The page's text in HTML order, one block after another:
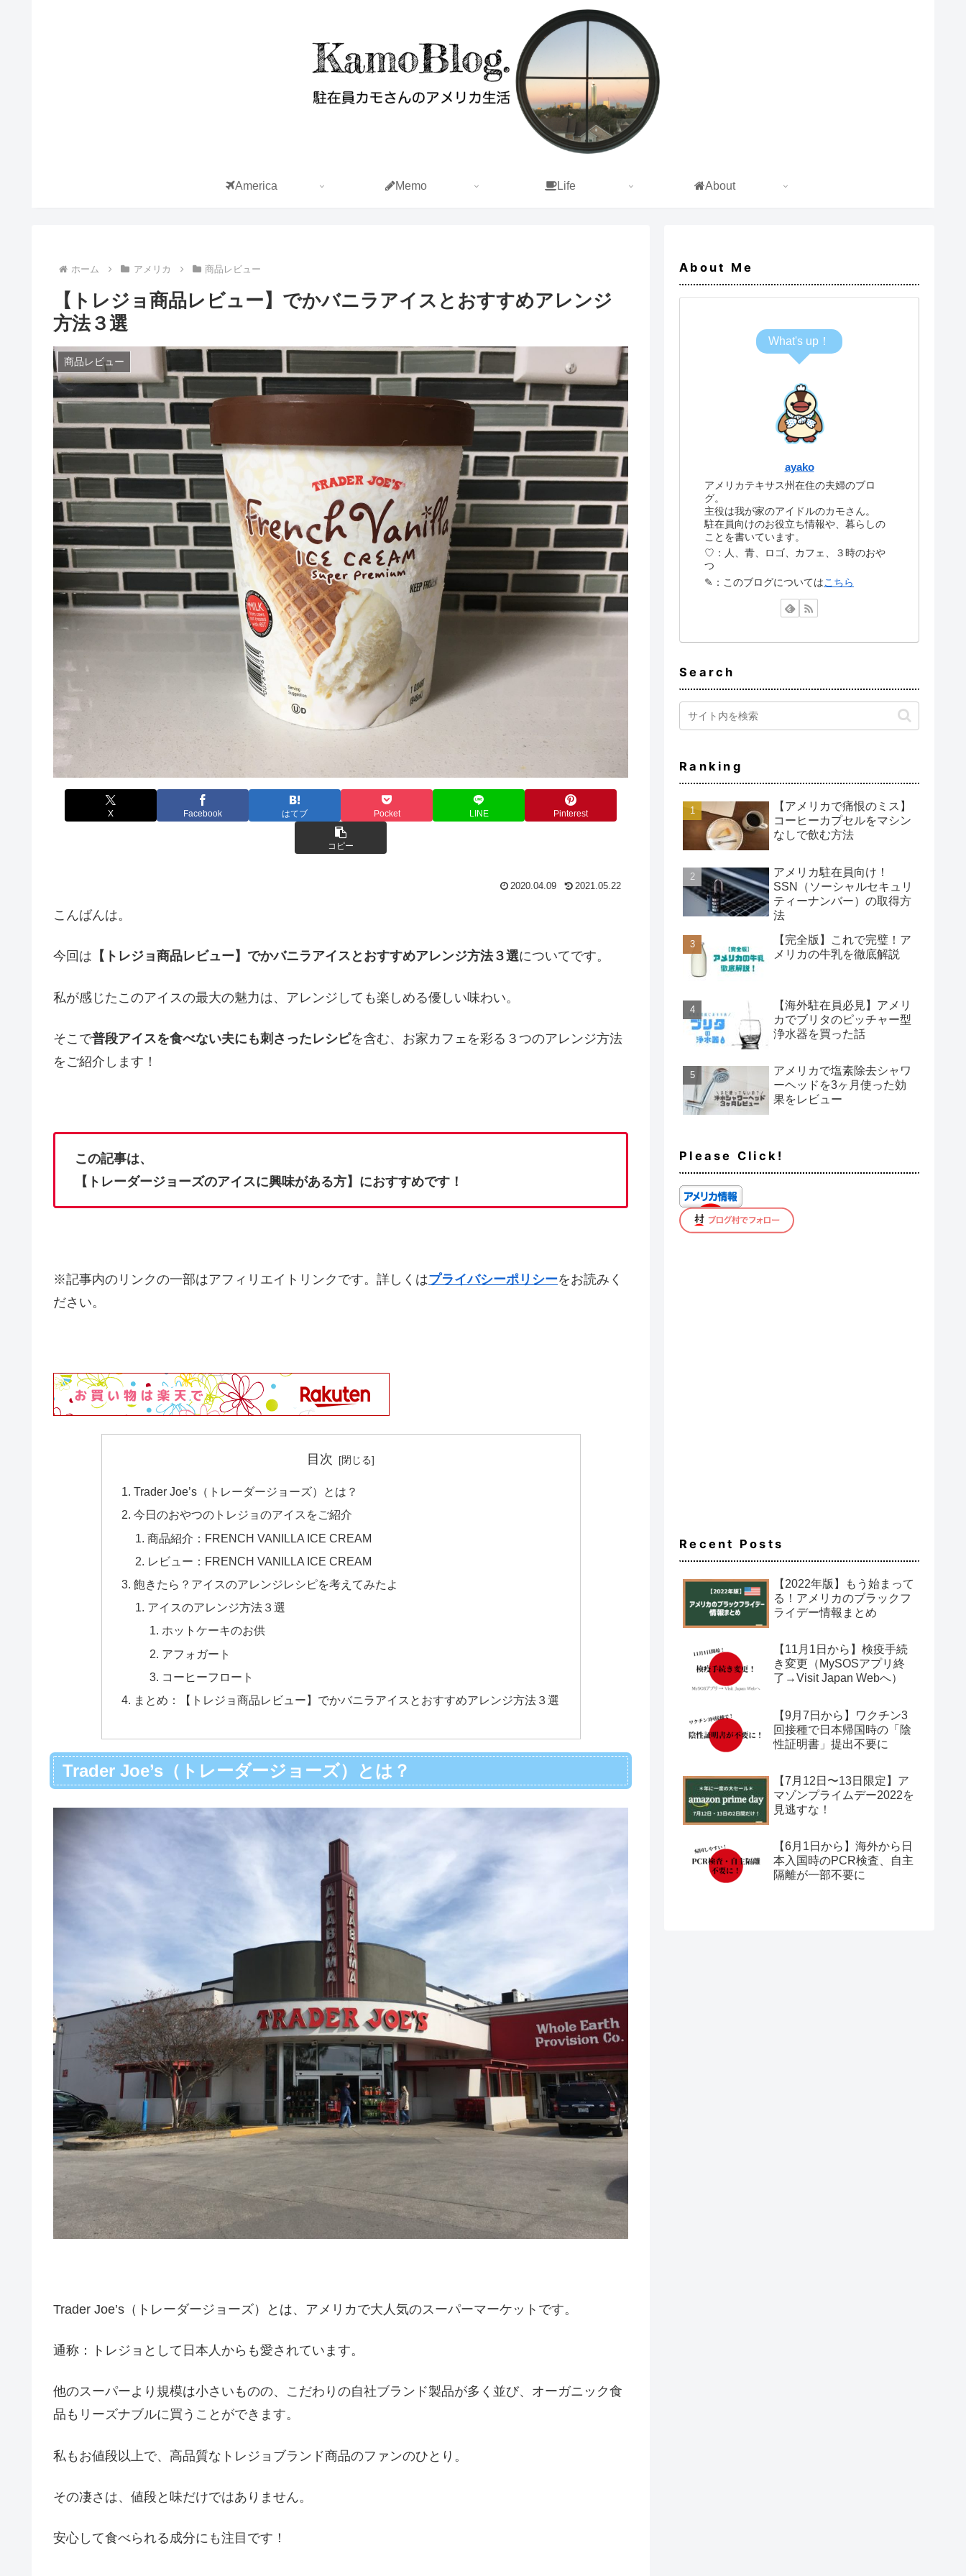
America Memo Life About
ホーム アメリカ 商品レビュー
【トレジョ商品レビュー】でかバニラアイスとおすすめアレンジ
方法３選
商品レビュー
X Facebook はてブ Pocket LINE Pinterest
コピー
2020.04.09 2021.05.22
こんばんは。
今回は 【トレジョ商品レビュー】でかバニラアイスとおすすめアレンジ方法３選についてです。
私が感じたこのアイスの最大の魅力は、アレンジしても楽しめる優しい味わい。
そこで普段アイスを食べない夫にも刺さったレシピを含む、お家カフェを彩る３つのアレンジ方法
をご紹介します！
この記事は、
【トレーダージョーズのアイスに興味がある方】におすすめです！
※記事内のリンクの一部はアフィリエイトリンクです。詳しくはプライバシーポリシーをお読みく
ださい。
目次
Trader Joe’s（トレーダージョーズ）とは？
今日のおやつのトレジョのアイスをご紹介
商品紹介：FRENCH VANILLA ICE CREAM
レビュー：FRENCH VANILLA ICE CREAM
飽きたら？アイスのアレンジレシピを考えてみたよ
アイスのアレンジ方法３選
ホットケーキのお供
アフォガート
コーヒーフロート
まとめ：【トレジョ商品レビュー】でかバニラアイスとおすすめアレンジ方法３選
Trader Joe’s（トレーダージョーズ）とは？
Trader Joe’s（トレーダージョーズ）とは、アメリカで大人気のスーパーマーケットです。
通称：トレジョとして日本人からも愛されています。
他のスーパーより規模は小さいものの、こだわりの自社ブランド製品が多く並び、オーガニック食
品もリーズナブルに買うことができます。
私もお値段以上で、高品質なトレジョブランド商品のファンのひとり。
その凄さは、値段と味だけではありません。
安心して食べられる成分にも注目です！
About Me
What's up！
ayako
アメリカテキサス州在住の夫婦のブロ
グ。
主役は我が家のアイドルのカモさん。
駐在員向けのお役立ち情報や、暮らしの
ことを書いています。
♡：人、青、ロゴ、カフェ、３時のおや
つ
✎：このブログについてはこちら
Search
Ranking
【アメリカで痛恨のミス】
コーヒーカプセルをマシン
なしで飲む方法
アメリカ駐在員向け！
SSN（ソーシャルセキュリ
ティーナンバー）の取得方
法
【完全版】これで完璧！ア
メリカの牛乳を徹底解説
【海外駐在員必見】アメリ
カでブリタのピッチャー型
浄水器を買った話
アメリカで塩素除去シャワ
ーヘッドを3ヶ月使った効
果をレビュー
Please Click!
Recent Posts
【2022年版】もう始まって
る！アメリカのブラックフ
ライデー情報まとめ
【11月1日から】検疫手続
き変更（MySOSアプリ終
了→Visit Japan Webへ）
【9月7日から】ワクチン3
回接種で日本帰国時の「陰
性証明書」提出不要に
【7月12日〜13日限定】ア
マゾンプライムデー2022を
見逃すな！
【6月1日から】海外から日
本入国時のPCR検査、自主
隔離が一部不要に